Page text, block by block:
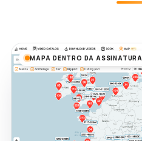
MAPA DENTRO DA ASSINATURA